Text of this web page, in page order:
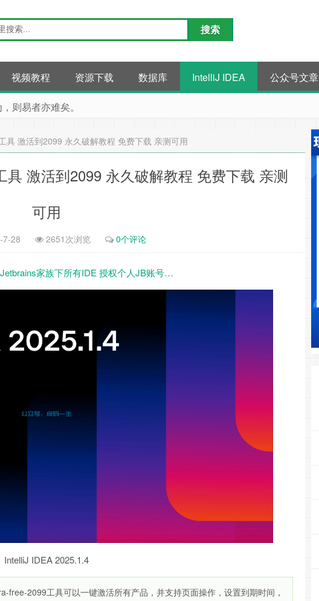
视频教程 资源下载 数据库 IntelliJ IDEA 公众号文章
则易者亦难矣。
具 激活到2099 永久破解教程 免费下载 亲测可用
具 激活到2099 永久破解教程 免费下载 亲测
可用
7-28 2651次浏览 0个评论
家族下所有IDE 授权个人JB账号…
IntelliJ IDEA 2025.1.4
free-2099工具可以一键激活所有产品，并支持页面操作，设置到期时间，